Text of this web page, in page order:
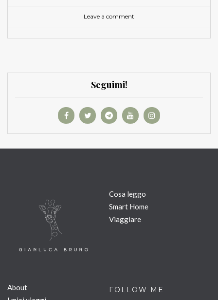
Leave a comment
Seguimi!
Cosa leggo
Smart Home
Viaggiare
About
FOLLOW ME